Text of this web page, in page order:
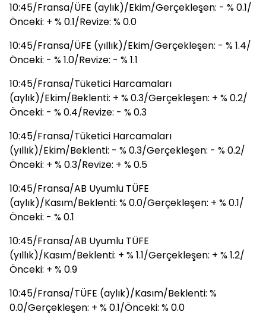
10:45/Fransa/ÜFE (aylık)/Ekim/Gerçekleşen: - % 0.1/
Önceki: + % 0.1/Revize: % 0.0
10:45/Fransa/ÜFE (yıllık)/Ekim/Gerçekleşen: - % 1.4/
Önceki: - % 1.0/Revize: - % 1.1
10:45/Fransa/Tüketici Harcamaları
(aylık)/Ekim/Beklenti: + % 0.3/Gerçekleşen: + % 0.2/
Önceki: - % 0.4/Revize: - % 0.3
10:45/Fransa/Tüketici Harcamaları
(yıllık)/Ekim/Beklenti: - % 0.3/Gerçekleşen: - % 0.2/
Önceki: + % 0.3/Revize: + % 0.5
10:45/Fransa/AB Uyumlu TÜFE
(aylık)/Kasım/Beklenti: % 0.0/Gerçekleşen: + % 0.1/
Önceki: - % 0.1
10:45/Fransa/AB Uyumlu TÜFE
(yıllık)/Kasım/Beklenti: + % 1.1/Gerçekleşen: + % 1.2/
Önceki: + % 0.9
10:45/Fransa/TÜFE (aylık)/Kasım/Beklenti: %
0.0/Gerçekleşen: + % 0.1/Önceki: % 0.0